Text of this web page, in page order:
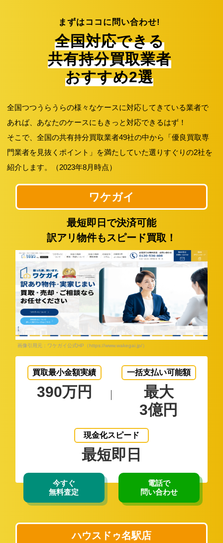
まずはココに問い合わせ!
全国対応できる
共有持分買取業者
おすすめ2選
全国つつうらうらの様々なケースに対応してきている業者で
あれば、あなたのケースにもきっと対応できるはず！
そこで、全国の共有持分買取業者49社の中から「優良買取専
門業者を見抜くポイント」を満たしていた選りすぐりの2社を
紹介します。（2023年8月時点）
ワケガイ
最短即日で決済可能
訳アリ物件もスピード買取！
画像引用元：ワケガイ公式HP（https://www.wakegai.jp/）
買取最小金額実績
390万円
一括支払い可能額
最大
3億円
現金化スピード
最短即日
今すぐ
無料査定
電話で
問い合わせ
ハウスドゥ名駅店